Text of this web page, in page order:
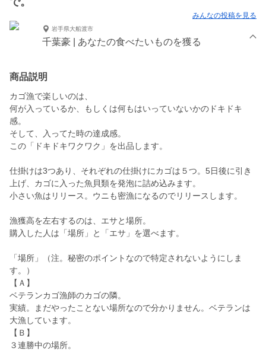
みんなの投稿を見る
岩手県大船渡市
千葉豪 | あなたの食べたいものを獲る
商品説明
カゴ漁で楽しいのは、
何が入っているか、もしくは何もはいっていないかのドキドキ
感。
そして、入ってた時の達成感。
この「ドキドキワクワク」を出品します。
仕掛けは3つあり、それぞれの仕掛けにカゴは５つ。5日後に引き
上げ、カゴに入った魚貝類を発泡に詰め込みます。
小さい魚はリリース。ウニも密漁になるのでリリースします。
漁獲高を左右するのは、エサと場所。
購入した人は「場所」と「エサ」を選べます。
「場所」（注。秘密のポイントなので特定されないようにしま
す。）
【Ａ】
ベテランカゴ漁師のカゴの隣。
実績。まだやったことない場所なので分かりません。ベテランは
大漁しています。
【Ｂ】
３連勝中の場所。